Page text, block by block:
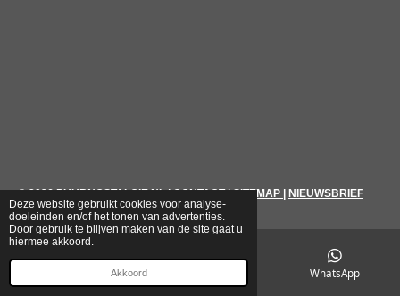
Deze website gebruikt cookies voor analyse-
doeleinden en/of het tonen van advertenties.
Door gebruik te blijven maken van de site gaat u
hiermee akkoord.
Akkoord
© 2026 PUURNOSTALGIE.NL|CONTACT|SITEMAP NIEUWSBRIEF
WhatsApp